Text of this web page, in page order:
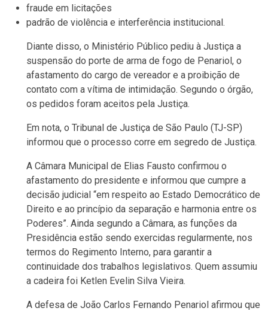
fraude em licitações
padrão de violência e interferência institucional.
Diante disso, o Ministério Público pediu à Justiça a
suspensão do porte de arma de fogo de Penariol, o
afastamento do cargo de vereador e a proibição de
contato com a vítima de intimidação. Segundo o órgão,
os pedidos foram aceitos pela Justiça.
Em nota, o Tribunal de Justiça de São Paulo (TJ-SP)
informou que o processo corre em segredo de Justiça.
A Câmara Municipal de Elias Fausto confirmou o
afastamento do presidente e informou que cumpre a
decisão judicial “em respeito ao Estado Democrático de
Direito e ao princípio da separação e harmonia entre os
Poderes”. Ainda segundo a Câmara, as funções da
Presidência estão sendo exercidas regularmente, nos
termos do Regimento Interno, para garantir a
continuidade dos trabalhos legislativos. Quem assumiu
a cadeira foi Ketlen Evelin Silva Vieira.
A defesa de João Carlos Fernando Penariol afirmou que